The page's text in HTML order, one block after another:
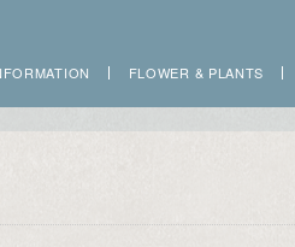
FLOWER & PLANTS